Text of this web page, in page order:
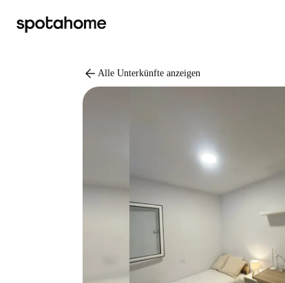
arrow_back Alle Unterkünfte anzeigen